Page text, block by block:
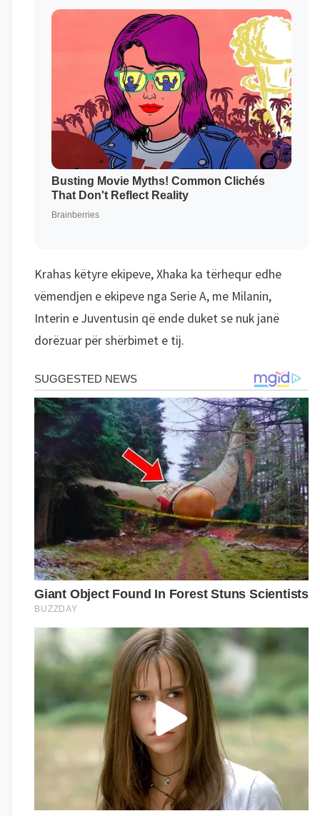
Krahas këtyre ekipeve, Xhaka ka tërhequr edhe
vëmendjen e ekipeve nga Serie A, me Milanin,
Interin e Juventusin që ende duket se nuk janë
dorëzuar për shërbimet e tij.